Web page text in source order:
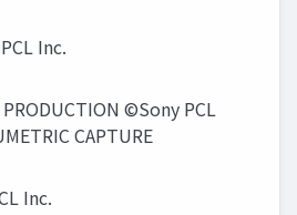
Inc.
©Sony PCL
CAPTURE
Inc.